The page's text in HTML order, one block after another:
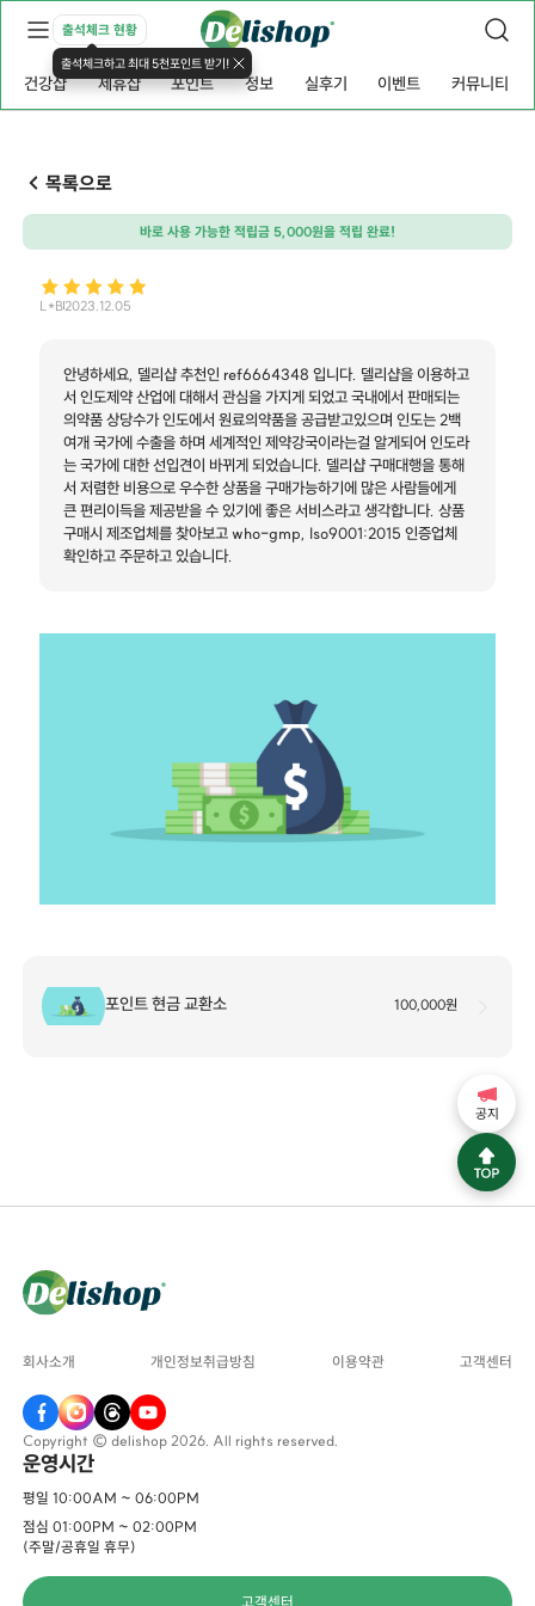
출석체크 현황
출석체크하고 최대 5천포인트 받기!
건강샵 제휴샵 포인트 정보 실후기 이벤트 커뮤니티
목록으로
바로 사용 가능한 적립금 5,000원을 적립 완료!
L*B2023.12.05
안녕하세요, 델리샵 추천인 ref6664348 입니다. 델리샵을 이용하고
서 인도제약 산업에 대해서 관심을 가지게 되었고 국내에서 판매되는
의약품 상당수가 인도에서 원료의약품을 공급받고있으며 인도는 2백
여개 국가에 수출을 하며 세계적인 제약강국이라는걸 알게되어 인도라
는 국가에 대한 선입견이 바뀌게 되었습니다. 델리샵 구매대행을 통해
서 저렴한 비용으로 우수한 상품을 구매가능하기에 많은 사람들에게
큰 편리이득을 제공받을 수 있기에 좋은 서비스라고 생각합니다. 상품
구매시 제조업체를 찾아보고 who-gmp, Iso9001:2015 인증업체
확인하고 주문하고 있습니다.
포인트 현금 교환소 100,000원
회사소개 개인정보취급방침 이용약관 고객센터
Copyright © delishop 2026. All rights reserved.
운영시간
평일 10:00AM ~ 06:00PM
점심 01:00PM ~ 02:00PM
(주말/공휴일 휴무)
고객센터
공지